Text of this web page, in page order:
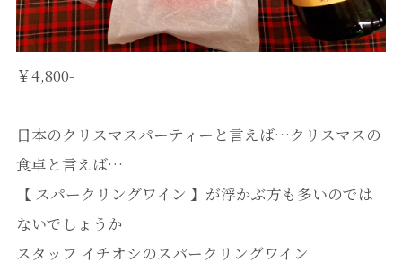
￥4,800-
日本のクリスマスパーティーと言えば…クリスマスの
食卓と言えば…
【 スパークリングワイン 】が浮かぶ方も多いのでは
ないでしょうか
スタッフ イチオシのスパークリングワイン